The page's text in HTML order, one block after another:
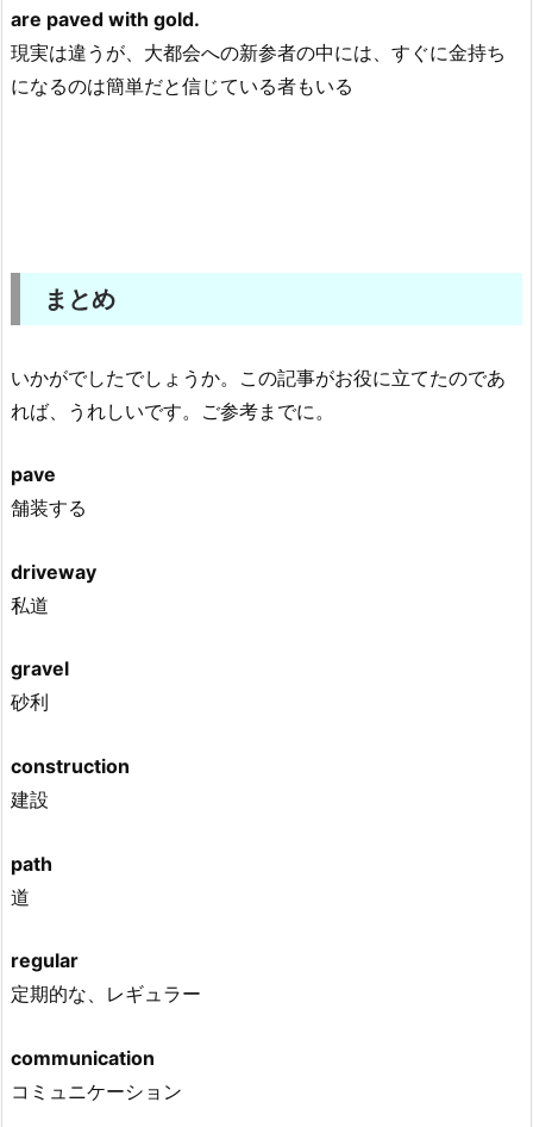
are paved with gold.
現実は違うが、大都会への新参者の中には、すぐに金持ち
になるのは簡単だと信じている者もいる
まとめ
いかがでしたでしょうか。この記事がお役に立てたのであ
れば、うれしいです。ご参考までに。
pave
舗装する
driveway
私道
gravel
砂利
construction
建設
path
道
regular
定期的な、レギュラー
communication
コミュニケーション